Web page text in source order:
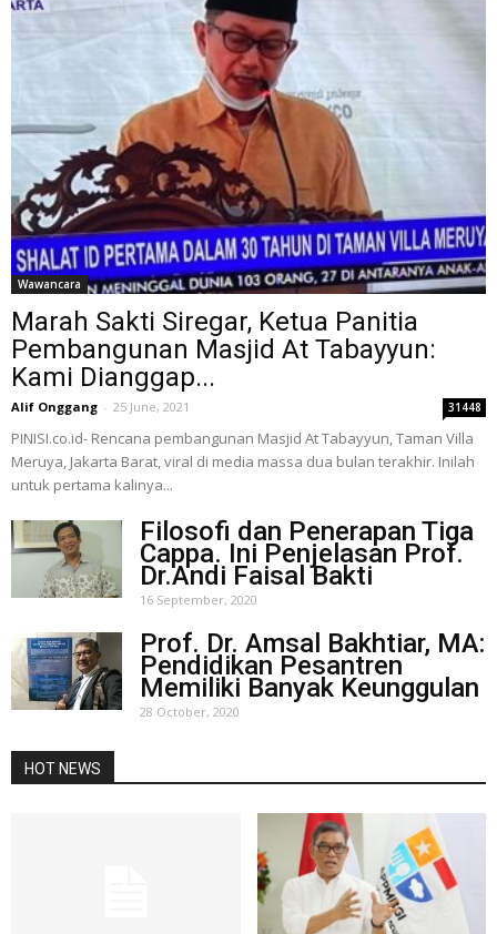
Wawancara
Marah Sakti Siregar, Ketua Panitia
Pembangunan Masjid At Tabayyun:
Kami Dianggap...
Alif Onggang - 25 June, 2021 31448
PINISI.co.id- Rencana pembangunan Masjid At Tabayyun, Taman Villa
Meruya, Jakarta Barat, viral di media massa dua bulan terakhir. Inilah
untuk pertama kalinya...
Filosofi dan Penerapan Tiga
Cappa. Ini Penjelasan Prof.
Dr.Andi Faisal Bakti
16 September, 2020
Prof. Dr. Amsal Bakhtiar, MA:
Pendidikan Pesantren
Memiliki Banyak Keunggulan
28 October, 2020
HOT NEWS